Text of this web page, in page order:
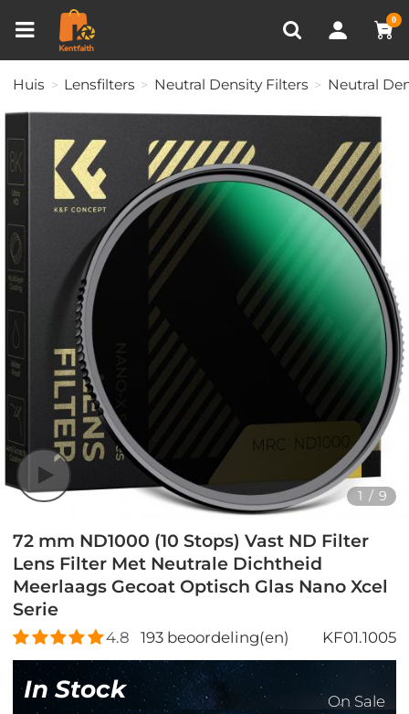
0
RECENT BEKEKEN
Huis Lensfilters Neutral Density Filters Neutral
1 / 9
72 mm ND1000 (10 Stops) Vast ND Filter
Lens Filter Met Neutrale Dichtheid
Meerlaags Gecoat Optisch Glas Nano Xcel
Serie
4.8 193beoordeling(en) KF01.1005
In Stock On Sale